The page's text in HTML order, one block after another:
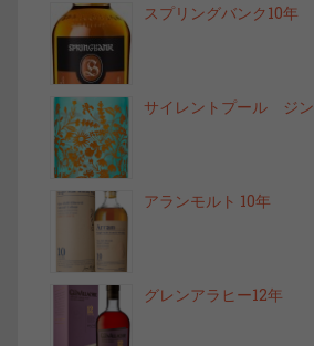
スプリングバンク10年
サイレントプール ジン
アランモルト 10年
グレンアラヒー12年